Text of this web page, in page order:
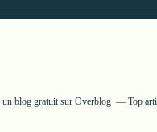
un blog gratuit sur Overblog Top